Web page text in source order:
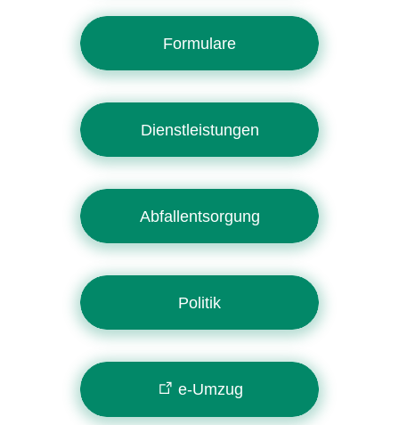
Formulare
Dienstleistungen
Abfallentsorgung
Politik
e-Umzug